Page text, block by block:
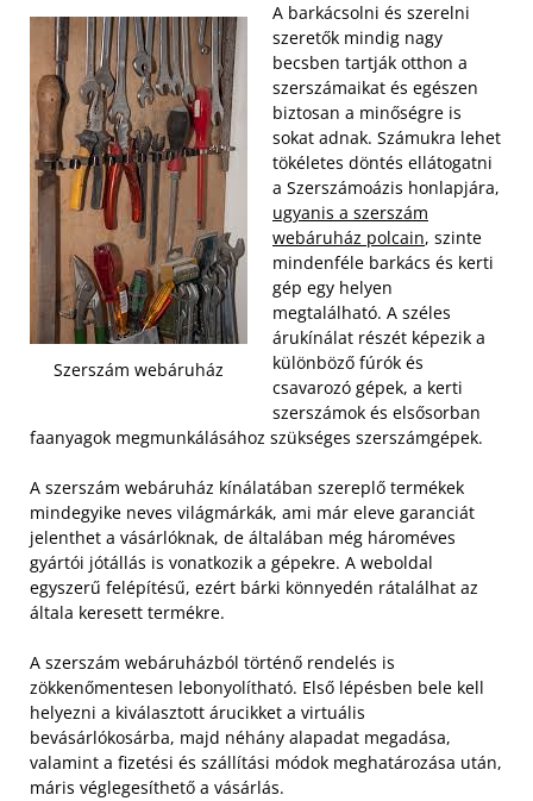
Szerszám webáruház
A barkácsolni és szerelni
szeretők mindig nagy
becsben tartják otthon a
szerszámaikat és egészen
biztosan a minőségre is
sokat adnak. Számukra lehet
tökéletes döntés ellátogatni
a Szerszámoázis honlapjára,
ugyanis a szerszám
webáruház polcain, szinte
mindenféle barkács és kerti
gép egy helyen
megtalálható. A széles
árukínálat részét képezik a
különböző fúrók és
csavarozó gépek, a kerti
szerszámok és elsősorban
faanyagok megmunkálásához szükséges szerszámgépek.
A szerszám webáruház kínálatában szereplő termékek
mindegyike neves világmárkák, ami már eleve garanciát
jelenthet a vásárlóknak, de általában még hároméves
gyártói jótállás is vonatkozik a gépekre. A weboldal
egyszerű felépítésű, ezért bárki könnyedén rátalálhat az
általa keresett termékre.
A szerszám webáruházból történő rendelés is
zökkenőmentesen lebonyolítható. Első lépésben bele kell
helyezni a kiválasztott árucikket a virtuális
bevásárlókosárba, majd néhány alapadat megadása,
valamint a fizetési és szállítási módok meghatározása után,
máris véglegesíthető a vásárlás.